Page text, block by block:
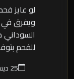
لو عايز
ويفرق
السوداني
للفحم
25 ديسمبر 2025